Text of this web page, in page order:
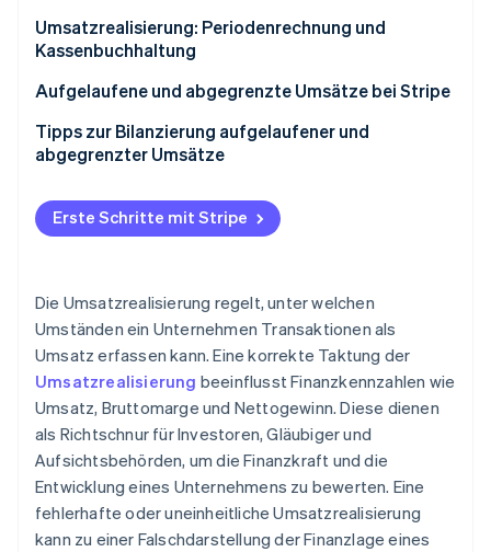
Aufgelaufene Umsätze
Abgegrenzte Umsätze
Umsatzrealisierung: Periodenrechnung und
Kassenbuchhaltung
Periodenrechnung
Kassenbuchhaltung
Aufgelaufene und abgegrenzte Umsätze bei Stripe
Aufgelaufener Umsatz mit Stripe
Abgegrenzter Umsatz mit Stripe
Tipps zur Bilanzierung aufgelaufener und
abgegrenzter Umsätze
Aufgelaufener Umsatz
Abgegrenzter Umsatz
Erste Schritte mit Stripe
Die Umsatzrealisierung regelt, unter welchen
Umständen ein Unternehmen Transaktionen als
Umsatz erfassen kann. Eine korrekte Taktung der
Umsatzrealisierung beeinflusst Finanzkennzahlen wie
Umsatz, Bruttomarge und Nettogewinn. Diese dienen
als Richtschnur für Investoren, Gläubiger und
Aufsichtsbehörden, um die Finanzkraft und die
Entwicklung eines Unternehmens zu bewerten. Eine
fehlerhafte oder uneinheitliche Umsatzrealisierung
kann zu einer Falschdarstellung der Finanzlage eines